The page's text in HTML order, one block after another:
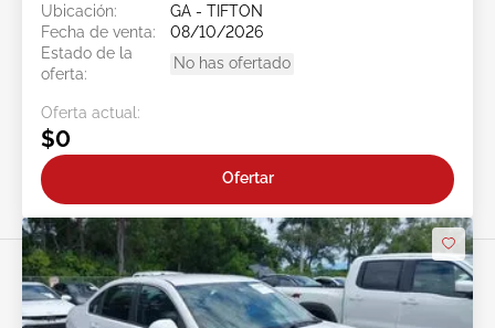
Ubicación:
GA - TIFTON
Fecha de venta:
08/10/2026
Estado de la
oferta:
No has ofertado
Oferta actual:
$0
Ofertar